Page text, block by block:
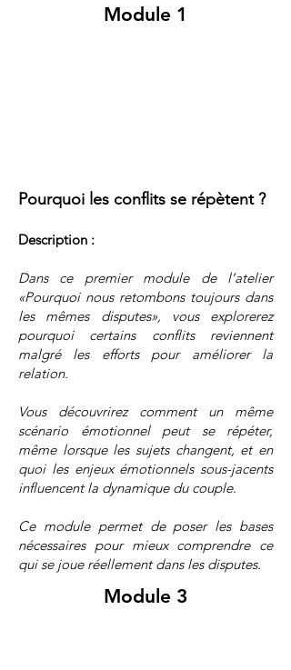
Module 1
Pourquoi les conflits se répètent ?
Description :
Dans ce premier module de l’atelier
«Pourquoi nous retombons toujours dans
les mêmes disputes», vous explorerez
pourquoi certains conflits reviennent
malgré les efforts pour améliorer la
relation.
Vous découvrirez comment un même
scénario émotionnel peut se répéter,
même lorsque les sujets changent, et en
quoi les enjeux émotionnels sous-jacents
influencent la dynamique du couple.
Ce module permet de poser les bases
nécessaires pour mieux comprendre ce
qui se joue réellement dans les disputes.
Module 3